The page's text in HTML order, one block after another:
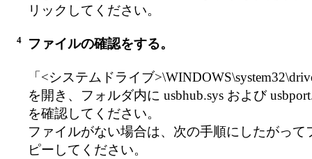
リックしてください。
4 ファイルの確認をする。
「<システムドライブ
を開き、フォルダ内に usbhub.sys および
を確認してください。
ファイルがない場合は、次の手順にしたがって
ピーしてください。